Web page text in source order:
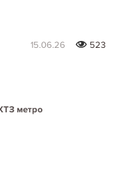
15.06.26
523
метро